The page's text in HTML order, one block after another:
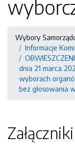
Wybory
Informacje
dnia 21 marca
wyborach
bez głosowania